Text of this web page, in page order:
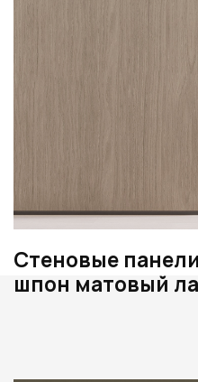
Стеновые
шпон матовый